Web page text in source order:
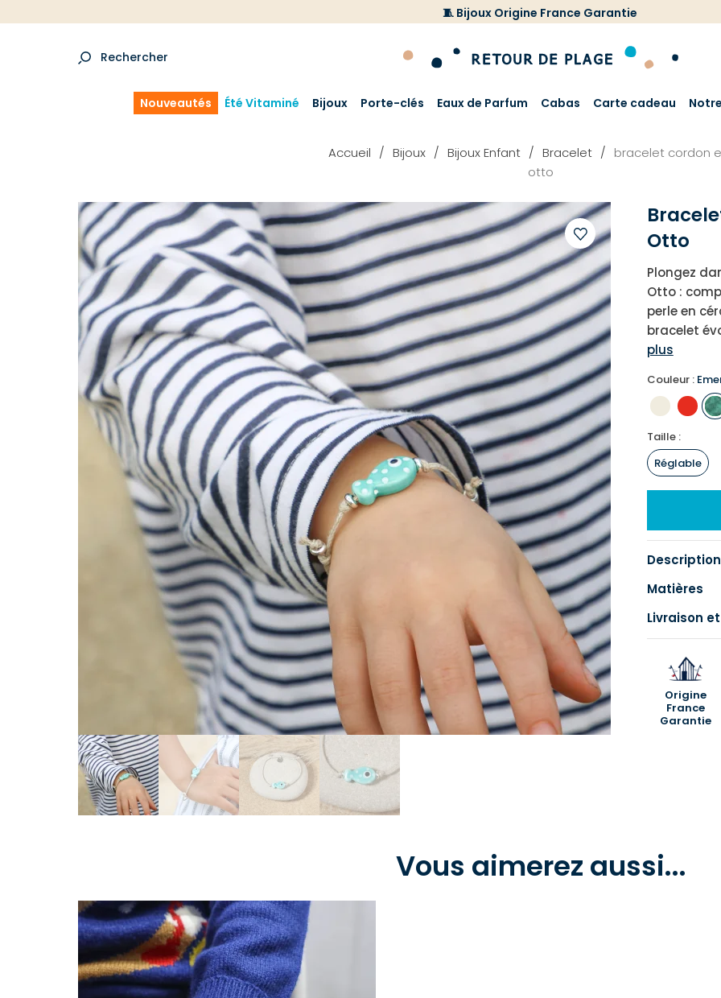
🧵 Bijoux Origine France Garantie
Rechercher
Nouveautés Été Vitaminé Bijoux Porte-clés Eaux de Parfum Cabas Carte cadeau
Accueil Bijoux Bijoux Enfant Bracelet
bracelet cordon
otto
Ajouter
à
votre
liste
d'envies
Otto
Plongez
Otto :
perle en
bracelet
plus
Couleur :
Taille :
Réglable
Description
Matières
Livraison
Origine
France
Garantie
Vous aimerez aussi...